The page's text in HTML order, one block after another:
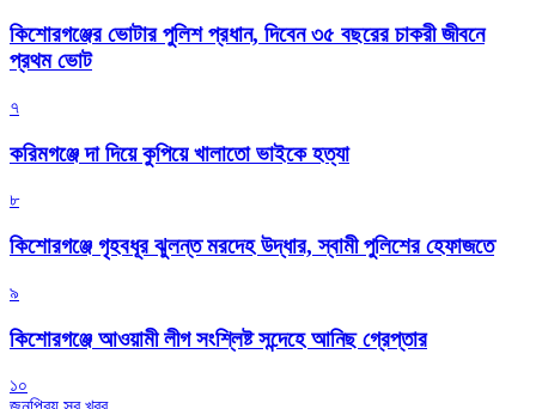
কিশোরগঞ্জের ভোটার পুলিশ প্রধান, দিবেন ৩৫ বছরের চাকরী জীবনে
প্রথম ভোট
৭
করিমগঞ্জে দা দিয়ে কুপিয়ে খালাতো ভাইকে হত্যা
৮
কিশোরগঞ্জে গৃহবধূর ঝুলন্ত মরদেহ উদ্ধার, স্বামী পুলিশের হেফাজতে
৯
কিশোরগঞ্জে আওয়ামী লীগ সংশ্লিষ্ট সন্দেহে আনিছ গ্রেপ্তার
১০